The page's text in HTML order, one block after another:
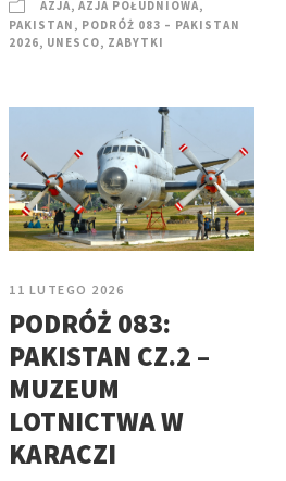
AZJA, AZJA POŁUDNIOWA,
PAKISTAN , PODRÓŻ 083 – PAKISTAN
2026, UNESCO, ZABYTKI
11 LUTEGO 2026
PODRÓŻ 083:
PAKISTAN CZ.2 –
MUZEUM
LOTNICTWA W
KARACZI